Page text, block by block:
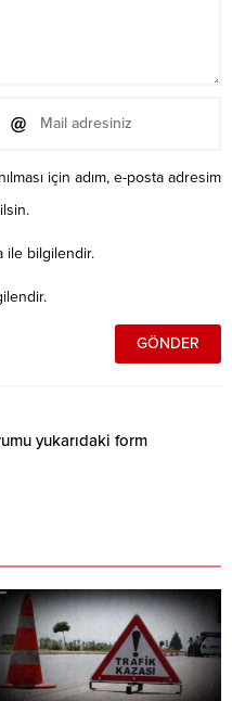
için adım, e-posta adresim
ile bilgilendir.
yukarıdaki form